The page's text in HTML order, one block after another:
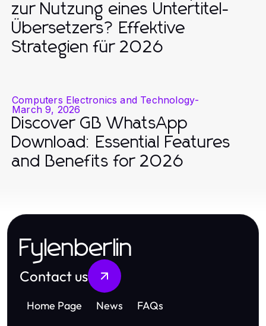
zur Nutzung eines Untertitel-
Übersetzers? Effektive
Strategien für 2026
Computers Electronics and Technology-
March 9, 2026
Discover GB WhatsApp
Download: Essential Features
and Benefits for 2026
Fylenberlin
Contact us
Home Page News FAQs